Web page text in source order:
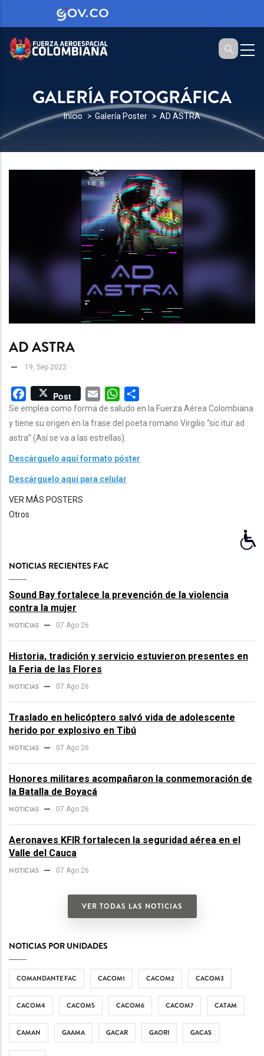
GALERÍA FOTOGRÁFICA
SOBRESCRIBIR
DE
AYUDA
LA
NAVEGACIÓN
Inicio Galería Poster AD ASTRA
AD ASTRA
19, Sep 2022
Facebook
Post Email WhatsApp
Se emplea como forma de saludo en la Fuerza Aérea Colombiana
y tiene su origen en la frase del poeta romano Virgilio “sic itur ad
astra” (Así se va a las estrellas).
Descárguelo aquí formato póster
Descárguelo aquí para celular
VER MÁS POSTERS
Otros
NOTICIAS RECIENTES FAC
Sound Bay fortalece la prevención de la violencia
contra la mujer
NOTICIAS 07 Ago 26
Historia, tradición y servicio estuvieron presentes en
la Feria de las Flores
NOTICIAS 07 Ago 26
Traslado en helicóptero salvó vida de adolescente
herido por explosivo en Tibú
NOTICIAS 07 Ago 26
Honores militares acompañaron la conmemoración de
la Batalla de Boyacá
NOTICIAS 07 Ago 26
Aeronaves KFIR fortalecen la seguridad aérea en el
Valle del Cauca
NOTICIAS 07 Ago 26
VER TODAS LAS NOTICIAS
NOTICIAS POR UNIDADES
COMANDANTE FAC CACOM1 CACOM2 CACOM3
CACOM4 CACOM5 CACOM6 CACOM7 CATAM
CAMAN GAAMA GACAR GAORI GACAS